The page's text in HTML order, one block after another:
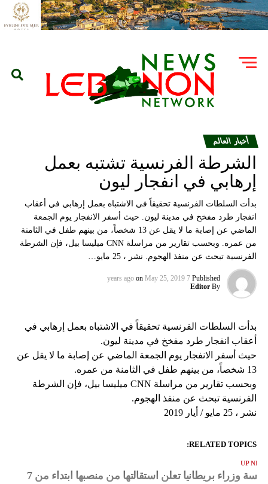
أخبار العالم
الشرطة الفرنسية تشتبه بعمل
إرهابي في انفجار ليون
بدأت السلطات الفرنسية تحقيقاً في الاشتباه بعمل إرهابي في أعقاب
انفجار طرد مفخخ في مدينة ليون. حيث أسفر الانفجار يوم الجمعة
الماضي عن إصابة ما لا يقل عن 13 شخصاً، من بينهم طفل في الثامنة
من عمره. وبحسب تقارير من مراسلة CNN ميليسا بيل، فإن الشرطة
الفرنسية تبحث عن منفذ الهجوم. نشر ، 25 مايو…
Published
7 years ago
on May 25, 2019
By
Editor
بدأت السلطات الفرنسية تحقيقاً في الاشتباه بعمل إرهابي في
أعقاب انفجار طرد مفخخ في مدينة ليون.
حيث أسفر الانفجار يوم الجمعة الماضي عن إصابة ما لا يقل عن
13 شخصاً، من بينهم طفل في الثامنة من عمره.
وبحسب تقارير من مراسلة CNN ميليسا بيل، فإن الشرطة
الفرنسية تبحث عن منفذ الهجوم.
نشر ، 25 مايو / أيار 2019
RELATED TOPICS:
UP
رئيسة وزراء بريطانيا تعلن استقالتها من منصبها ابتداء من 7